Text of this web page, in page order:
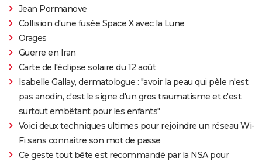
Jean Pormanove
Collision d'une fusée Space X avec la Lune
Orages
Guerre en Iran
Carte de l'éclipse solaire du 12 août
Isabelle Gallay, dermatologue : "avoir la peau qui pèle n'est
pas anodin, c'est le signe d'un gros traumatisme et c'est
surtout embêtant pour les enfants"
Voici deux techniques ultimes pour rejoindre un réseau Wi-
Fi sans connaitre son mot de passe
Ce geste tout bête est recommandé par la NSA pour